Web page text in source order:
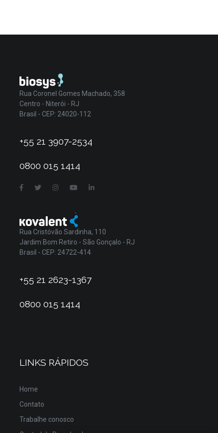
Rua Coronel Gomes Machado, 358
Centro - Niterói - RJ
Brasil - CEP: 24020-112
+55 21 3907-2534
0800 015 1414
Rua Cristóvão Sardinha, 110
Jardim Bom Retiro - São Gonçalo - RJ
Brasil - CEP: 24722-414
+55 21 2623-1367
0800 015 1414
LINKS RÁPIDOS
Home
Contato
Trabalhe conosco